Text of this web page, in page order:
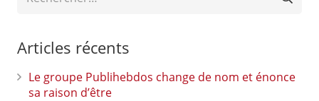
Articles récents
Le groupe Publihebdos change de nom et énonce
sa raison d’être